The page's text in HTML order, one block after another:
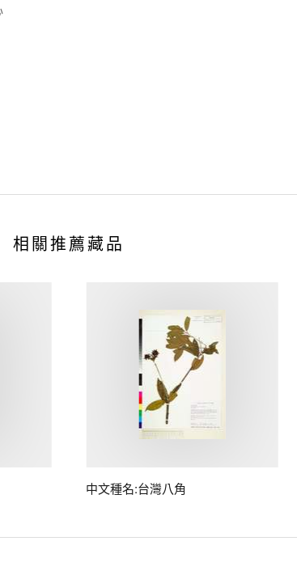
相關推薦藏品
中文種名:台灣八角